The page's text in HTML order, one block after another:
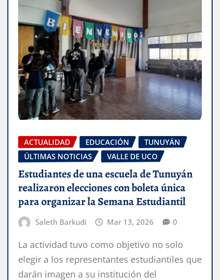
ACTUALIDAD EDUCACIÓN
TUNUYÁN
ÚLTIMAS NOTICIAS
VALLE DE UCO
Estudiantes de una escuela de Tunuyán
realizaron elecciones con boleta única
para organizar la Semana Estudiantil
Saleth Barkudi Mar 13, 2026 0
La actividad tuvo como objetivo no solo
elegir a los representantes estudiantiles que
darán imagen a su institución del